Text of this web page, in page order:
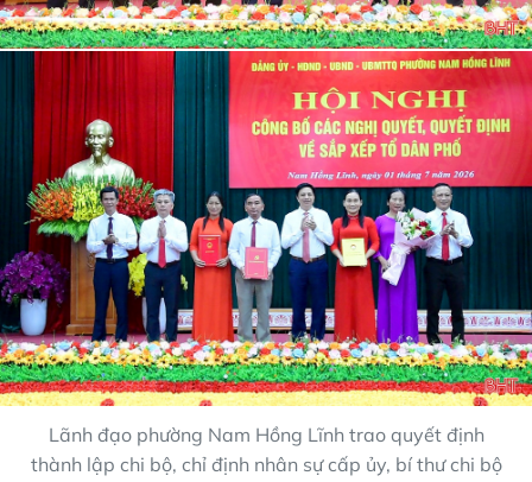
Lãnh đạo phường Nam Hồng Lĩnh trao quyết định
thành lập chi bộ, chỉ định nhân sự cấp ủy, bí thư chi bộ